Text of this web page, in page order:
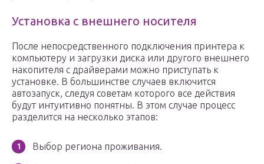
Установка с внешнего носителя
После непосредственного подключения принтера к
компьютеру и загрузки диска или другого внешнего
накопителя с драйверами можно приступать к
установке. В большинстве случаев включится
автозапуск, следуя советам которого все действия
будут интуитивно понятны. В этом случае процесс
разделится на несколько этапов:
Выбор региона проживания.